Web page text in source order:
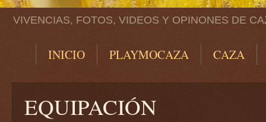
VIVENCIAS, FOTOS, VIDEOS Y OPINONES DE
INICIO PLAYMOCAZA CAZA
EQUIPACIÓN